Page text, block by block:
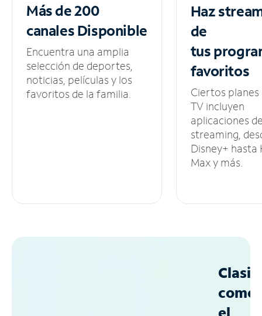
Más de 200
canalesDisponible
Encuentra una amplia
selección de deportes,
noticias, películas y los
favoritos de la familia.
Haz
de
tus
favoritos
Ciertos planes
TV incluyen
aplicaciones
streaming,
Disney+ hasta
Max y más.
como
el